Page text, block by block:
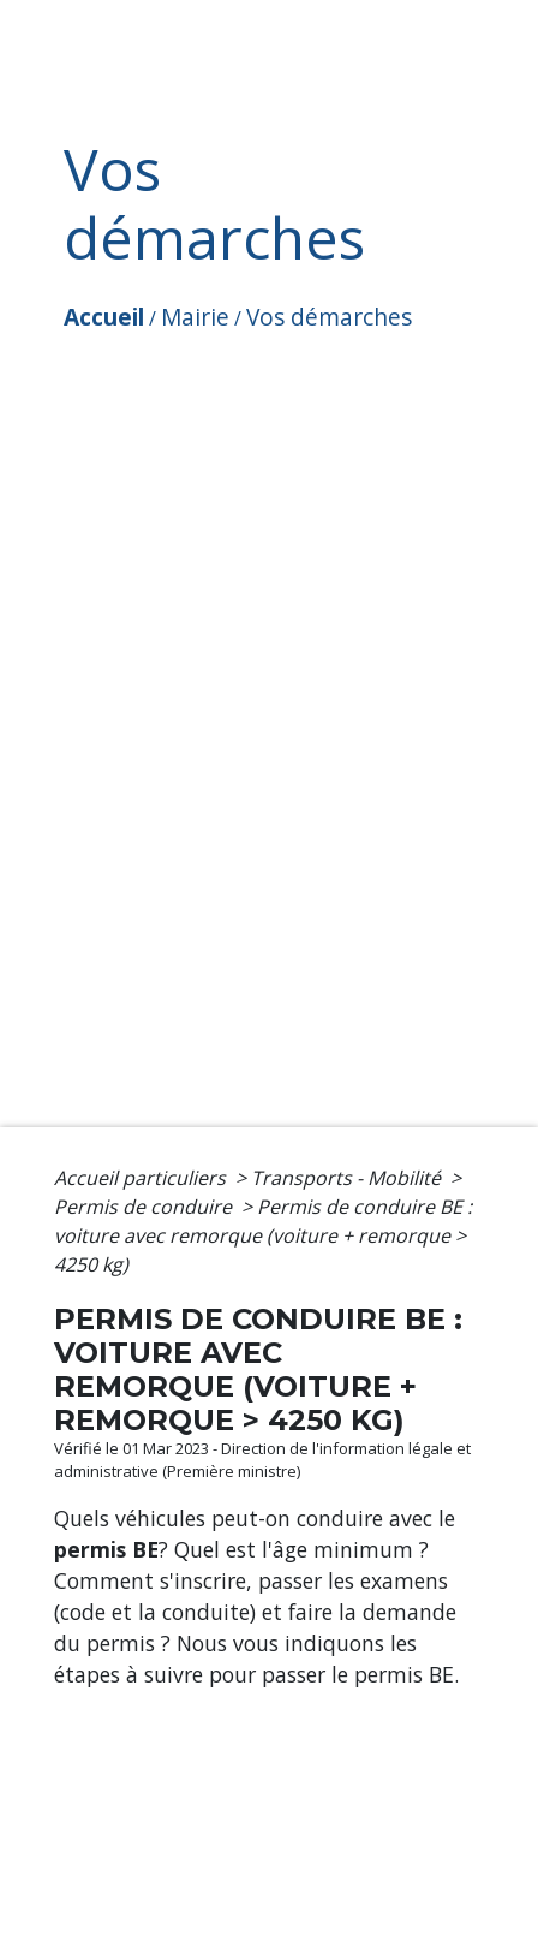
Vos
démarches
Accueil / Mairie /Vos démarches
Accueil particuliers > Transports - Mobilité >
Permis de conduire > Permis de conduire BE :
voiture avec remorque (voiture + remorque >
4250 kg)
PERMIS DE CONDUIRE BE :
VOITURE AVEC
REMORQUE (VOITURE +
REMORQUE > 4250 KG)
Vérifié le 01 Mar 2023 - Direction de l'information légale et
administrative (Première ministre)
Quels véhicules peut-on conduire avec le
permis BE? Quel est l'âge minimum ?
Comment s'inscrire, passer les examens
(code et la conduite) et faire la demande
du permis ? Nous vous indiquons les
étapes à suivre pour passer le permis BE.